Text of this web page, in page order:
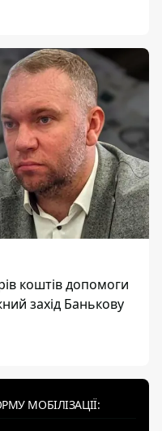
коштів допомоги
захід Банькову
МОБІЛІЗАЦІЇ: